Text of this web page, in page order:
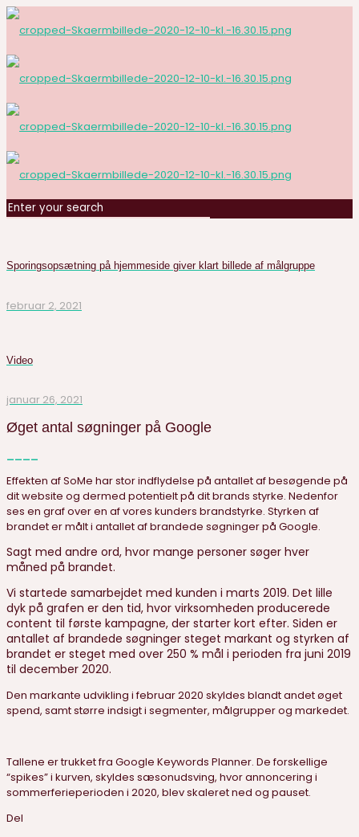
Sporingsopsætning på hjemmeside giver klart billede af målgruppe
februar 2, 2021
Video
januar 26, 2021
Øget antal søgninger på Google
____
Effekten af SoMe har stor indflydelse på antallet af besøgende på
dit website og dermed potentielt på dit brands styrke. Nedenfor
ses en graf over en af vores kunders brandstyrke. Styrken af
brandet er målt i antallet af brandede søgninger på Google.
Sagt med andre ord, hvor mange personer søger hver
måned på brandet.
Vi startede samarbejdet med kunden i marts 2019. Det lille
dyk på grafen er den tid, hvor virksomheden producerede
content til første kampagne, der starter kort efter. Siden er
antallet af brandede søgninger steget markant og styrken af
brandet er steget med over 250 % mål i perioden fra juni 2019
til december 2020.
Den markante udvikling i februar 2020 skyldes blandt andet øget
spend, samt større indsigt i segmenter, målgrupper og markedet.
Tallene er trukket fra Google Keywords Planner. De forskellige
“spikes” i kurven, skyldes sæsonudsving, hvor annoncering i
sommerferieperioden i 2020, blev skaleret ned og pauset.
Del